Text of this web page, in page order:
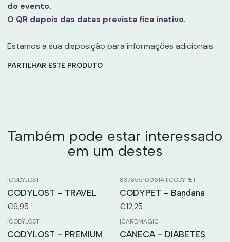
do evento.
O QR depois das datas prevista fica inativo.
Estamos a sua disposição para informações adicionais.
PARTILHAR ESTE PRODUTO
Também pode estar interessado
em um destes
|CODYLOST
CODYLOST - TRAVEL
€9,95
837655100614.1|CODYPET
CODYPET - Bandana
€12,25
|CODYLOST
CODYLOST - PREMIUM
|CARDMAGIC
CANECA - DIABETES